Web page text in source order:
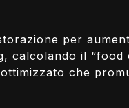
per
calcolando il “food
che